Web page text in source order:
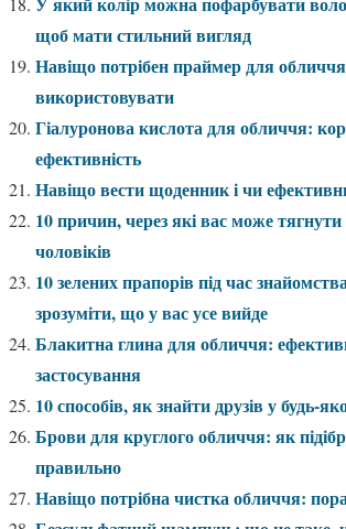
щоб мати стильний вигляд
Навіщо потрібен праймер для
використовувати
Гіалуронова кислота для обличчя:
ефективність
Навіщо вести щоденник і чи
10 причин, через які вас може
чоловіків
10 зелених прапорів під час
зрозуміти, що у вас усе вийде
Блакитна глина для обличчя:
застосування
10 способів, як знайти друзів у будь-
Брови для круглого обличчя: як
правильно
Навіщо потрібна чистка обличчя: